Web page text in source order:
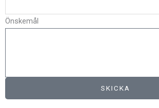
Önskemål
SKICKA